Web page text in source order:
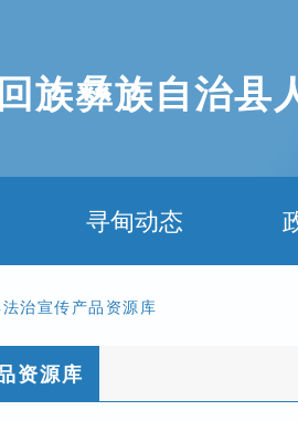
族彝族自治县
寻甸动态
治宣传产品资源库
资源库